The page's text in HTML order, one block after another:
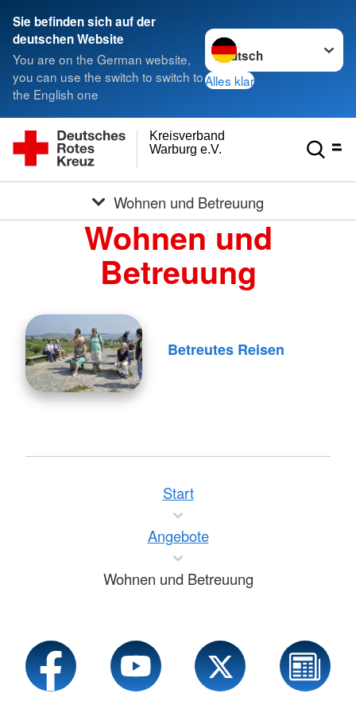
Sie befinden sich auf der
deutschen Website
You are on the German website,
you can use the switch to switch to
the English one
Sprache wechseln zu
Alles klar
Warburg e.V.
Kreisverband
Wohnen und Betreuung
Wohnen und
Betreuung
Betreutes Reisen
Start
Angebote
Wohnen und Betreuung